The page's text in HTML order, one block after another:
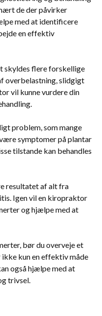
de der påvirker
med at identificere
en effektiv
skyldes flere forskellige
overbelastning, slidgigt
vil kunne vurdere din
problem, som mange
symptomer på plantar
tilstande kan behandles
resultatet af alt fra
Igen vil en kiropraktor
og hjælpe med at
bør du overveje et
kun en effektiv måde
også hjælpe med at
trivsel.